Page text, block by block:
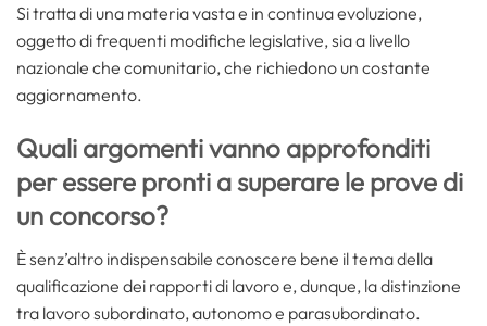
Si tratta di una materia vasta e in continua evoluzione,
oggetto di frequenti modifiche legislative, sia a livello
nazionale che comunitario, che richiedono un costante
aggiornamento.
Quali argomenti vanno approfonditi
per essere pronti a superare le prove di
un concorso?
È senz’altro indispensabile conoscere bene il tema della
qualificazione dei rapporti di lavoro e, dunque, la distinzione
tra lavoro subordinato, autonomo e parasubordinato.